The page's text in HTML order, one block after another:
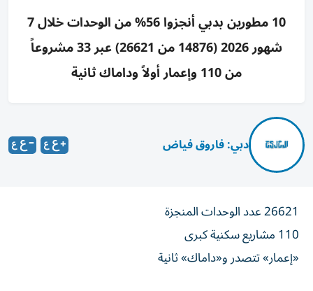
10 مطورين بدبي أنجزوا 56% من الوحدات خلال 7
شهور 2026 (14876 من 26621) عبر 33 مشروعاً
من 110 وإعمار أولاً وداماك ثانية
دبي: فاروق فياض
26621 عدد الوحدات المنجزة
110 مشاريع سكنية كبرى
«إعمار» تتصدر و«داماك» ثانية